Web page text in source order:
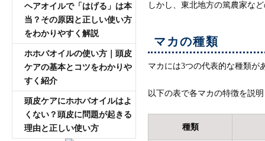
しかし、東北地方の篤農家な
マカの種類
マカには3つの代表的な種類が
以下の表で各マカの特徴を説
種類
ヘアオイルで「はげる」は本
当？その原因と正しい使い方
をわかりやすく解説
ホホバオイルの使い方｜頭皮
ケアの基本とコツをわかりや
すく紹介
頭皮ケアにホホバオイルはよ
くない？頭皮に問題が起きる
理由と正しい使い方